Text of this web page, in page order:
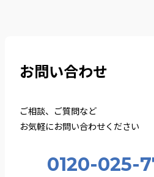
お問い合わせ
ご相談、ご質問など
お気軽にお問い合わせください
0120-025-